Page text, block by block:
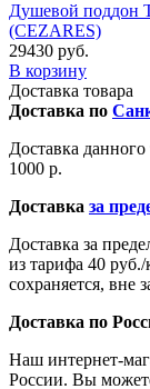
Душевой поддон
(CEZARES)
29430 руб.
В корзину
Доставка товара
Доставка по
Доставка
1000 р.
Доставка за
Доставка за
из тарифа 40
сохраняется, вне
Доставка по
Наш интернет-
России. Вы